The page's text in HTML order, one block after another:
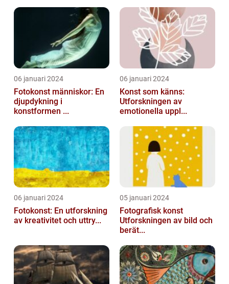
06 januari 2024
Fotokonst människor: En
djupdykning i
konstformen ...
06 januari 2024
Konst som känns:
Utforskningen av
emotionella uppl...
06 januari 2024
Fotokonst: En utforskning
av kreativitet och uttry...
05 januari 2024
Fotografisk konst
Utforskningen av bild och
berät...